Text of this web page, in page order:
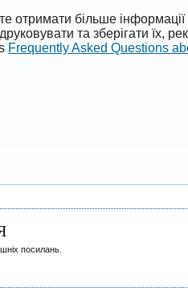
отримати більше
та зберігати їх,
Frequently Asked Questions
посилань.